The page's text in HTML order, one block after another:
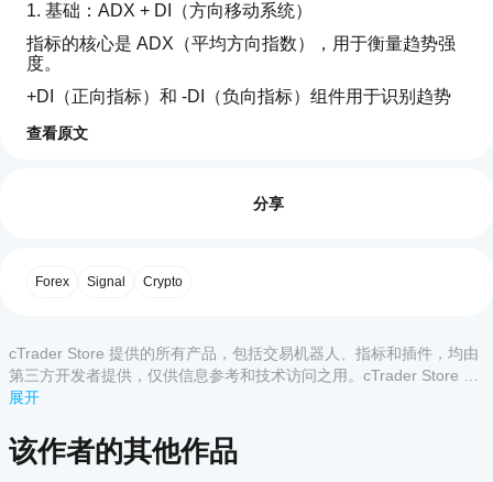
1. 基础：ADX + DI（方向移动系统）
指标的核心是 ADX（平均方向指数），用于衡量趋势强
度。
+DI（正向指标）和 -DI（负向指标）组件用于识别趋势
这可以识别趋势是否：
减弱（负斜率）
3. 参考水平
25）
弱趋势水平：考虑有效趋势的最低水平（默认值：20）
查看原文
客户评价
该产
品尚
价。
已经
试过
用
后，添
加实例
即可开
该指标
进行技
哪些
cTrader
应用支
Store
的指
分享
Forex Signal Crypto
cTrader Store 提供的所有产品，包括交易机器人、指标和插件，均由
第三方开发者提供，仅供信息参考和技术访问之用。cTrader Store 并
非经纪商，不提供投资建议、个人推荐或任何未来业绩保证。
展开
该作者的其他作品